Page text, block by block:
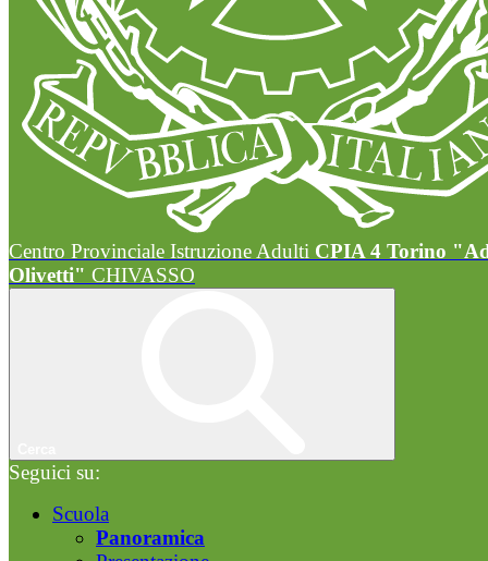
Centro Provinciale Istruzione Adulti CPIA 4 Torino
Olivetti" CHIVASSO
Seguici su:
Scuola
Panoramica